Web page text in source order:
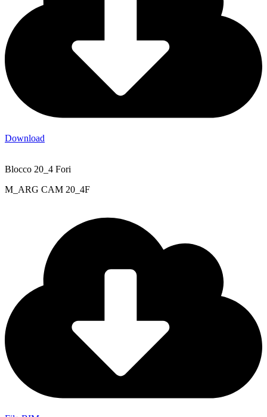
Download
Blocco 20_4 Fori
M_ARG CAM 20_4F